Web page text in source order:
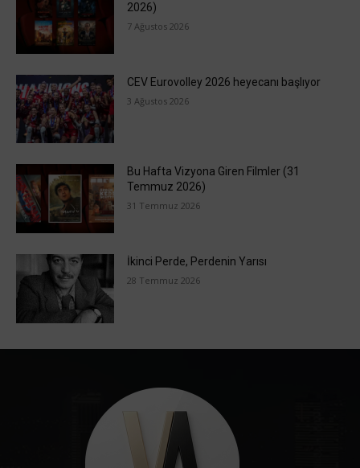
2026)
7 Ağustos 2026
CEV Eurovolley 2026 heyecanı başlıyor
3 Ağustos 2026
Bu Hafta Vizyona Giren Filmler (31
Temmuz 2026)
31 Temmuz 2026
İkinci Perde, Perdenin Yarısı
28 Temmuz 2026